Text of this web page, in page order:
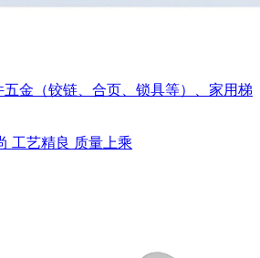
五金（铰链、合页、锁具等）、家用梯
工艺精良 质量上乘